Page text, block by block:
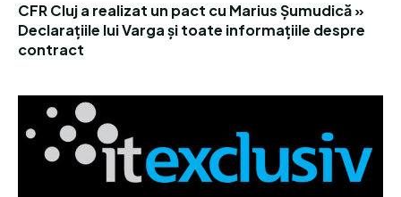
CFR Cluj a realizat un pact cu Marius Șumudică »
Declarațiile lui Varga și toate informațiile despre
contract